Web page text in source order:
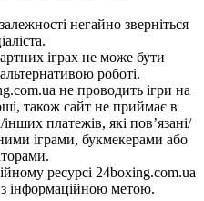
негайно зверніться
іграх не може бути
роботі.
не проводить ігри на
також сайт не приймає в
платежів, які пов’язані/
іграми, букмекерами або
ресурсі 24boxing.com.ua
інформаційною метою.